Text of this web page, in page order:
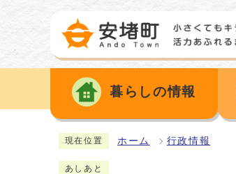
暮らしの情報
現在位置 ホーム 行政情報
あしあと